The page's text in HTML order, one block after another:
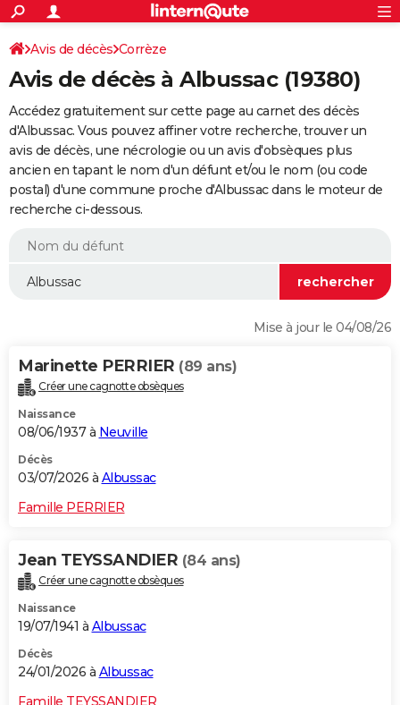
ACTUALITÉS
Politique
Société
Faits Divers
Education
Monde
Villes
+
SPORT
Coupe du monde 2026
Football
Tennis
Cyclisme
Rugby
Forum
Programme TV
TNT
Streaming
Cinéma
Sorties cinéma
Musique
+
FINANCE
Retraite
Impôts
Epargne
Immobilier
Risques naturels par ville
Banque
Assurance
Crédit
AUTO
Essais
Réserver un essai
Citadines
Berlines
SUV
Forum auto
+HIGH-TECH
BRICOLAGE
WEEK-END
Alimentation
Guide de la santé
Maladies
Médicaments
Sommeil
VOYAGE
Destinations
City break
Voyage nature
Voyage de noces
Forum
Climat
+PHOTO
GUIDES D'ACHAT
Carte de Noël
Carte Bonne année
Carte Saint-Valentin
Carte Pâques
Carte d'anniversaire
DICTIONNAIRE
Dictionnaire
Biographies
Citations
Expressions
Proverbes
PROGRAMME TV
S'inscrire
Se connecter
Lycées
Collèges
Primaires
Universités
Entreprises
Service militaire
Avis de recherche
AVIS DE DÉCÈS
Avis de décès Corrèze
Avis de décès à Albussac (19380)
Accédez gratuitement sur cette page au carnet des décès
d'Albussac. Vous pouvez affiner votre recherche, trouver un
avis de décès, une nécrologie ou un avis d'obsèques plus
ancien en tapant le nom d'un défunt et/ou le nom (ou code
postal) d'une commune proche d'Albussac dans le moteur de
recherche ci-dessous.
Mise à jour le 04/08/26
Marinette PERRIER (89 ans)
Créer une cagnotte obsèques
Naissance
08/06/1937 à Neuville
Décès
03/07/2026 à Albussac
Famille PERRIER
Jean TEYSSANDIER (84 ans)
Créer une cagnotte obsèques
Naissance
19/07/1941 à Albussac
Décès
24/01/2026 à Albussac
Famille TEYSSANDIER